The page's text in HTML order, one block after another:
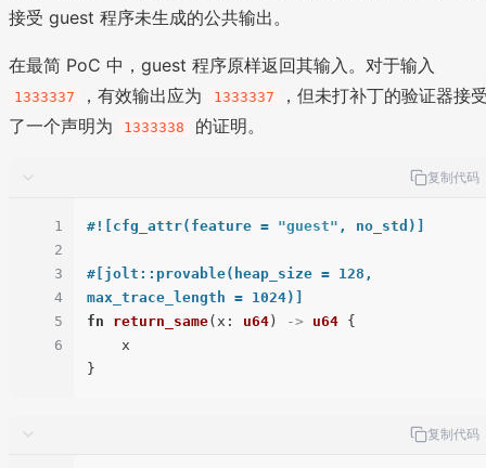
接受 guest 程序未生成的公共输出。
在最简 PoC 中，guest 程序原样返回其输入。对于输入
1333337 ，有效输出应为 1333337
，但未打补丁的验证器接
了一个声明为
1333338 的证明。
复制代码
1
2
3
4
5
6
#![cfg_attr(feature = "guest" , no_std)]
#[jolt::provable(heap_size = 128,
max_trace_length = 1024)]
fn
return_same(x: u64 ) -> u64 {
复制代码